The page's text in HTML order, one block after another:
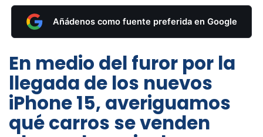
Añádenos como fuente preferida en Google
En medio del furor por la
llegada de los nuevos
iPhone 15, averiguamos
qué carros se venden